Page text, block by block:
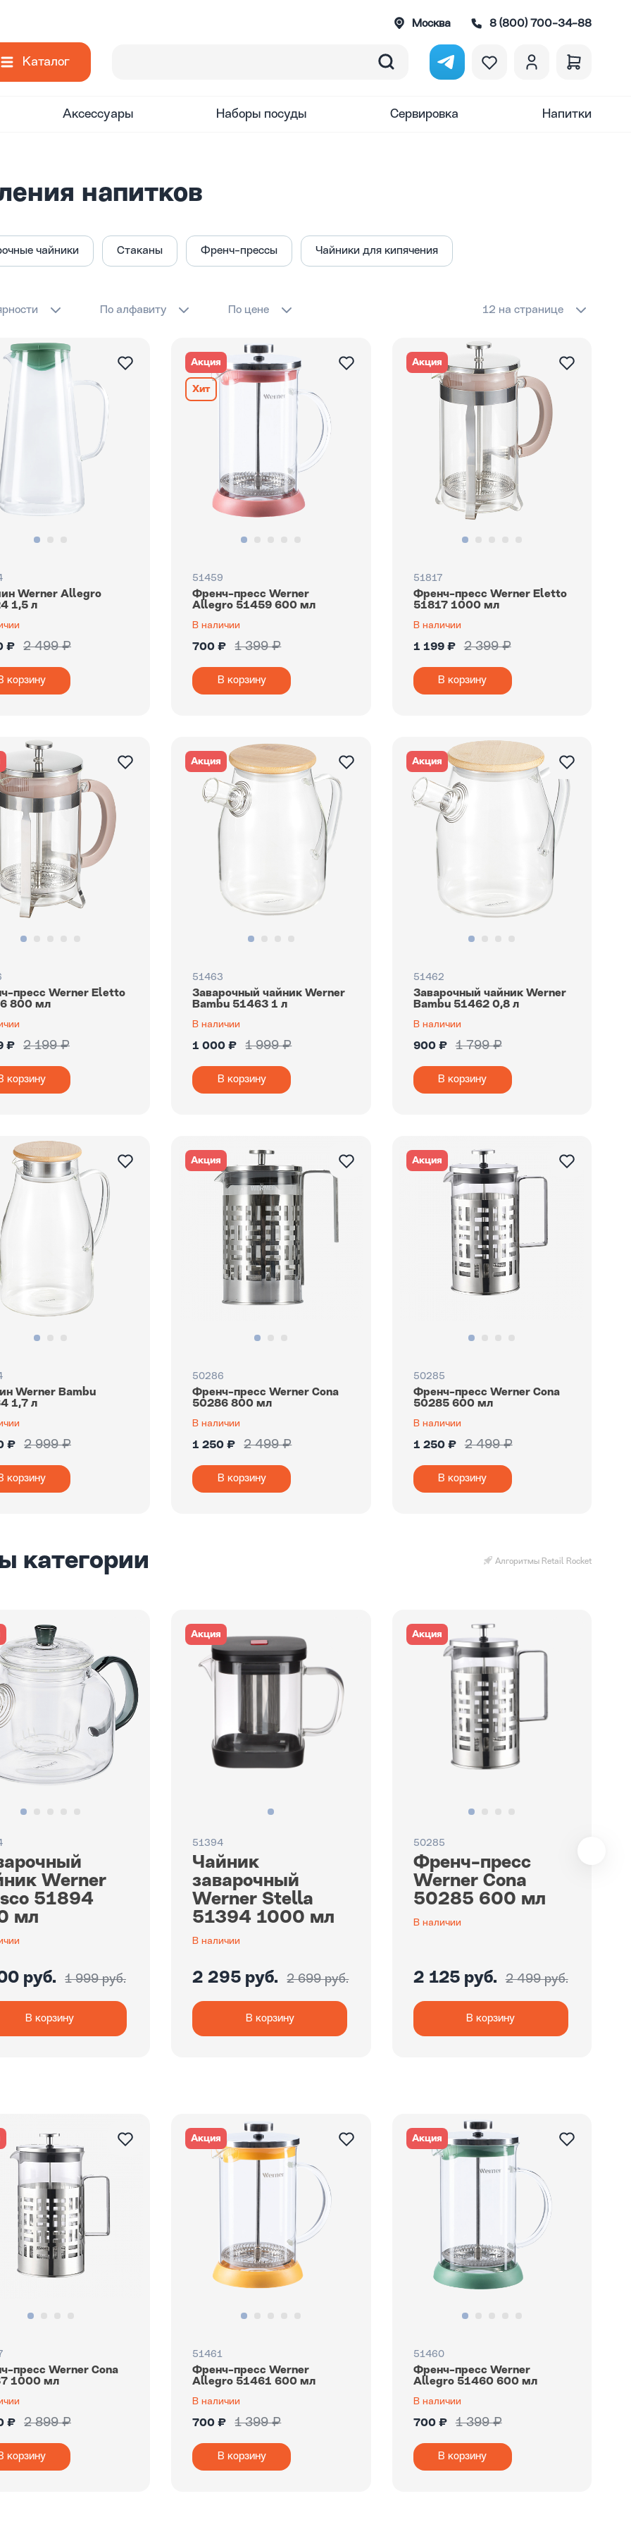
Москва 8 (800) 700-34-88
Каталог
Аксессуары Наборы посуды Сервировка Напитки
напитков
чайники Стаканы Френч-прессы Чайники для кипячения
По алфавиту По цене 12 на странице
Werner Allegro
1,5 л
₽ 2 499 ₽
корзину
Акция
Хит
51459
Френч-пресс Werner
Allegro 51459 600 мл
В наличии
700 ₽ 1 399 ₽
В корзину
Акция
51817
Френч-пресс Werner Eletto
51817 1000 мл
В наличии
1 199 ₽ 2 399 ₽
В корзину
пресс Werner Eletto
800 мл
₽ 2 199 ₽
корзину
Акция
51463
Заварочный чайник Werner
Bambu 51463 1 л
В наличии
1 000 ₽ 1 999 ₽
В корзину
Акция
51462
Заварочный чайник Werner
Bambu 51462 0,8 л
В наличии
900 ₽ 1 799 ₽
В корзину
Werner Bambu
1,7 л
₽ 2 999 ₽
корзину
Акция
50286
Френч-пресс Werner Cona
50286 800 мл
В наличии
1 250 ₽ 2 499 ₽
В корзину
Акция
50285
Френч-пресс Werner Cona
50285 600 мл
В наличии
1 250 ₽ 2 499 ₽
В корзину
категории Алгоритмы Retail Rocket
Werner
51894
мл
руб. 1 999 руб.
В корзину
Акция
51394
Чайник
заварочный
Werner Stella
51394 1000 мл
В наличии
2 295 руб. 2 699 руб.
В корзину
Акция
50285
Френч-пресс
Werner Cona
50285 600 мл
В наличии
2 125 руб. 2 499 руб.
В корзину
пресс Werner Cona
1000 мл
₽ 2 899 ₽
корзину
Акция
51461
Френч-пресс Werner
Allegro 51461 600 мл
В наличии
700 ₽ 1 399 ₽
В корзину
Акция
51460
Френч-пресс Werner
Allegro 51460 600 мл
В наличии
700 ₽ 1 399 ₽
В корзину